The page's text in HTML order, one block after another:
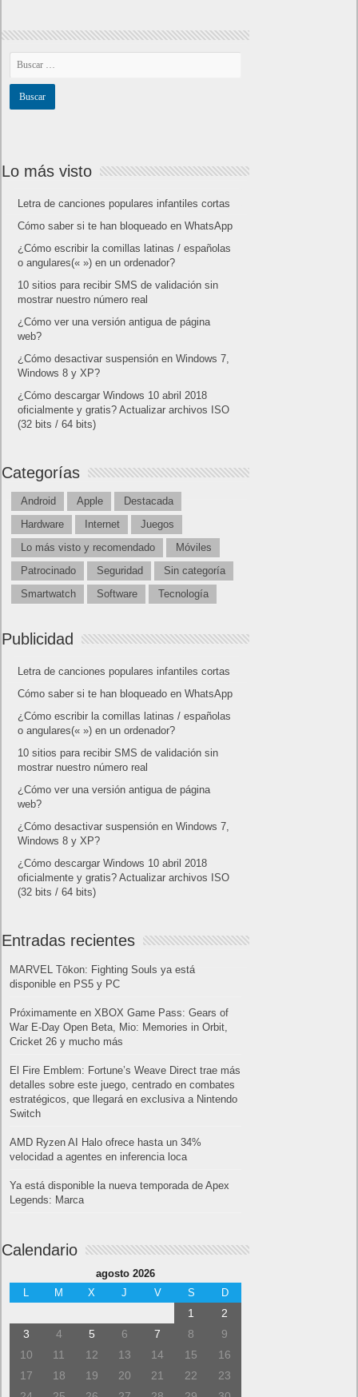
Lo más visto
Letra de canciones populares infantiles cortas
Cómo saber si te han bloqueado en WhatsApp
¿Cómo escribir la comillas latinas / españolas
o angulares(« ») en un ordenador?
10 sitios para recibir SMS de validación sin
mostrar nuestro número real
¿Cómo ver una versión antigua de página
web?
¿Cómo desactivar suspensión en Windows 7,
Windows 8 y XP?
¿Cómo descargar Windows 10 abril 2018
oficialmente y gratis? Actualizar archivos ISO
(32 bits / 64 bits)
Categorías
Android Apple
Destacada
Hardware
Internet
Juegos
Lo más visto y recomendado
Móviles
Patrocinado
Seguridad
Sin categoría
Smartwatch
Software Tecnología
Publicidad
Letra de canciones populares infantiles cortas
Cómo saber si te han bloqueado en WhatsApp
¿Cómo escribir la comillas latinas / españolas
o angulares(« ») en un ordenador?
10 sitios para recibir SMS de validación sin
mostrar nuestro número real
¿Cómo ver una versión antigua de página
web?
¿Cómo desactivar suspensión en Windows 7,
Windows 8 y XP?
¿Cómo descargar Windows 10 abril 2018
oficialmente y gratis? Actualizar archivos ISO
(32 bits / 64 bits)
Entradas recientes
MARVEL Tōkon: Fighting Souls ya está
disponible en PS5 y PC
Próximamente en XBOX Game Pass: Gears of
War E-Day Open Beta, Mio: Memories in Orbit,
Cricket 26 y mucho más
El Fire Emblem: Fortune’s Weave Direct trae más
detalles sobre este juego, centrado en combates
estratégicos, que llegará en exclusiva a Nintendo
Switch
AMD Ryzen AI Halo ofrece hasta un 34%
velocidad a agentes en inferencia loca
Ya está disponible la nueva temporada de Apex
Legends: Marca
Calendario
agosto 2026
M X J V S D
1
2
3
4 5 6 7 8
9
10
11 12 13 14 15
16
17
18 19 20 21 22
23